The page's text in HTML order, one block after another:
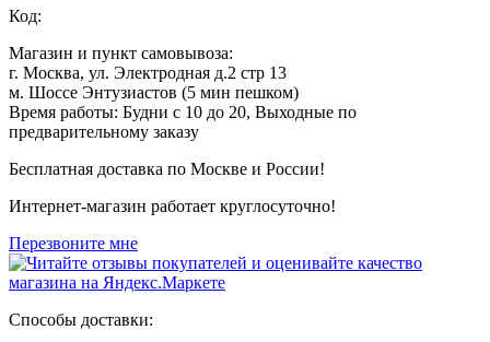
Код:
Магазин и пункт самовывоза:
г. Москва, ул. Электродная д.2 стр 13
м. Шоссе Энтузиастов (5 мин пешком)
Время работы: Будни с 10 до 20, Выходные по
предварительному заказу
Бесплатная доставка по Москве и России!
Интернет-магазин работает круглосуточно!
Перезвоните мне
Способы доставки: